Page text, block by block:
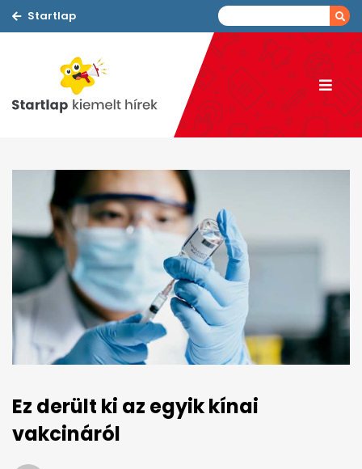
Startlap
Ez derült ki az egyik kínai
vakcináról